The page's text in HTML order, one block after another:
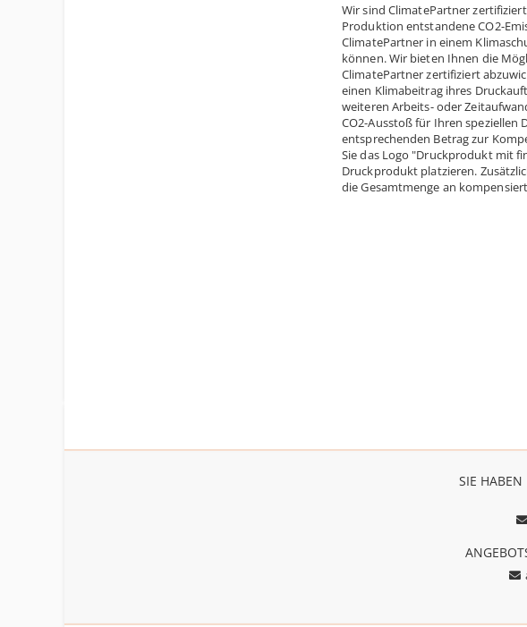
Wir sind ClimatePartner
Produktion entstandene CO2-
ClimatePartner in einem
können. Wir bieten Ihnen die
ClimatePartner zertifiziert
einen Klimabeitrag ihres
weiteren Arbeits- oder
CO2-Ausstoß für Ihren speziellen
entsprechenden Betrag zur
Sie das Logo "Druckprodukt mit
Druckprodukt platzieren.
die Gesamtmenge an
SIE